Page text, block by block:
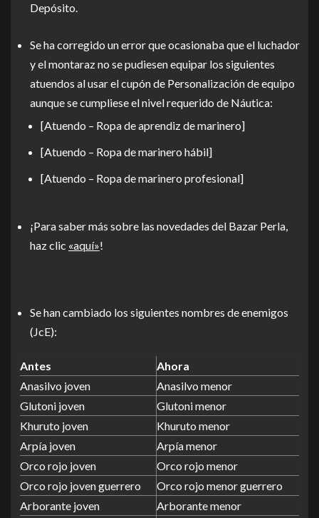
Depósito.
Se ha corregido un error que ocasionaba que el luchador
y el montaraz no se pudiesen equipar los siguientes
atuendos al usar el cupón de Personalización de equipo
aunque se cumpliese el nivel requerido de Náutica:
[Atuendo – Ropa de aprendiz de marinero]
[Atuendo – Ropa de marinero hábil]
[Atuendo – Ropa de marinero profesional]
¡Para saber más sobre las novedades del Bazar Perla,
haz clic «aquí»!
Se han cambiado los siguientes nombres de enemigos
(JcE):
Antes
Ahora
Anasilvo joven
Anasilvo menor
Glutoni joven
Glutoni menor
Khuruto joven
Khuruto menor
Arpía joven
Arpía menor
Orco rojo joven
Orco rojo menor
Orco rojo joven guerrero
Orco rojo menor guerrero
Arborante joven
Arborante menor